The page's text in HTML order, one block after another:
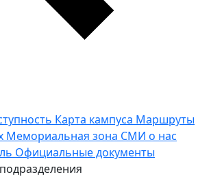
Карта кампуса Маршруты
Мемориальная зона СМИ о нас
Официальные документы